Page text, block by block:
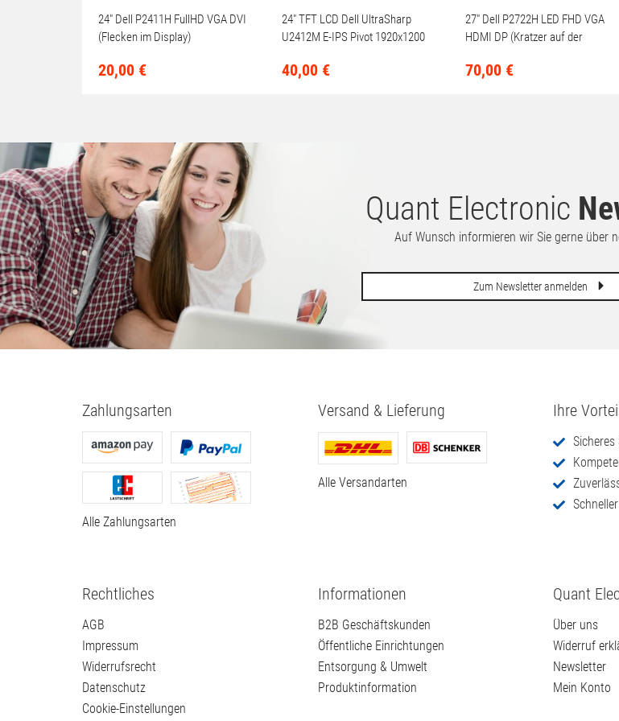
24" Dell P2411H FullHD VGA DVI
(Flecken im Display)
20,00 €
24" TFT LCD Dell UltraSharp
U2412M E-IPS Pivot 1920x1200
40,00 €
27" Dell P2722H LED FHD VGA
HDMI DP (Kratzer auf der
70,00 €
Quant Electronic
Auf Wunsch informieren wir Sie gerne über
Zum Newsletter anmelden
Zahlungsarten
Alle Zahlungsarten
Versand & Lieferung
Alle Versandarten
Ihre
Rechtliches
AGB
Impressum
Widerrufsrecht
Datenschutz
Cookie-Einstellungen
Informationen
B2B Geschäftskunden
Öffentliche Einrichtungen
Entsorgung & Umwelt
Produktinformation
Quant
Über uns
Widerruf
Newsletter
Mein Konto